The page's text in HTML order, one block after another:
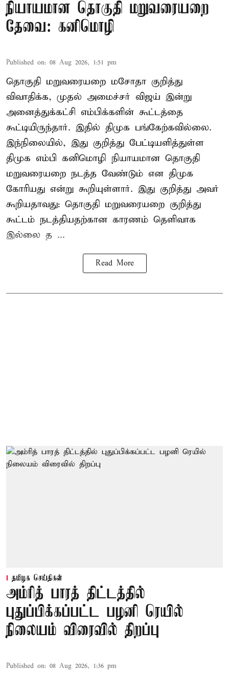
நியாயமான தொகுதி மறுவரையறை
தேவை: கனிமொழி
Published on: 08 Aug 2026, 1:51 pm
தொகுதி மறுவரையறை மசோதா குறித்து
விவாதிக்க, முதல் அமைச்சர் விஜய் இன்று
அனைத்துக்கட்சி எம்பிக்களின் கூட்டத்தை
கூட்டியிருந்தார். இதில் திமுக பங்கேற்கவில்லை.
இந்நிலையில், இது குறித்து பேட்டியளித்துள்ள
திமுக எம்பி கனிமொழி நியாயமான தொகுதி
மறுவரையறை நடத்த வேண்டும் என திமுக
கோரியது என்று கூறியுள்ளார். இது குறித்து அவர்
கூறியதாவது: தொகுதி மறுவரையறை குறித்து
கூட்டம் நடத்தியதற்கான காரணம் தெளிவாக
இல்லை த ...
Read More
தமிழக செய்திகள்
அம்ரித் பாரத் திட்டத்தில்
புதுப்பிக்கப்பட்ட பழனி ரெயில்
நிலையம் விரைவில் திறப்பு
Published on: 08 Aug 2026, 1:36 pm